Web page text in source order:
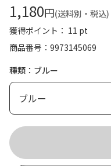
1,180円(送料別・税込)
獲得ポイント： 11 pt
商品番号
9973145069
種類：ブルー